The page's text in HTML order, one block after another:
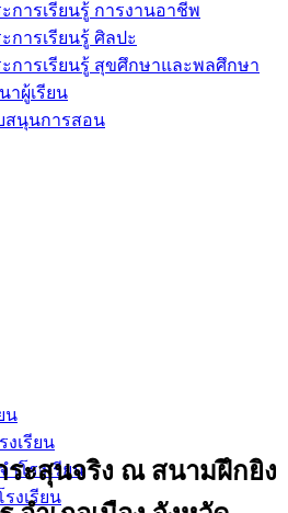
การเรียนรู้ การงานอาชีพ
การเรียนรู้ ศิลปะ
การเรียนรู้ สุขศึกษาและพลศึกษา
ผู้เรียน
สนุนการสอน
น
งเรียน
ำโรงเรียน
งเรียน
ระสุนจริง ณ สนามฝึกยิง